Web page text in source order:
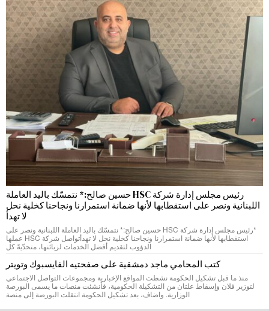
رئيس مجلس إدارة شركة HSC حسين صالح:* نتمسّك باليد العاملة
اللبنانية ونصر على استقطابها لأنها ضمانة استمرارنا ونجاحنا كخلية نحل
لا تهدأ
*رئيس مجلس إدارة شركة HSC حسين صالح:* نتمسّك باليد العاملة اللبنانية ونصر على
استقطابها لأنها ضمانة استمرارنا ونجاحنا كخلية نحل لا تهدأتواصل شركة HSC عملها
الدؤوب لتقديم أفضل الخدمات لزبائنها، متحدّيةً كل
كتب المحامي ماجد دمشقية على صفحتيه الفايسبوك وتويتر
منذ ما قبل تشكيل الحكومة نشطت المواقع الإخبارية ومجموعات التواصل الاجتماعي
لتوزير فلان وإسقاط علتان من التشكيلة الحكومية، فأنشئت منصات ما يسمى البورصة
الوزارية. واضاف، بعد تشكيل الحكومة انتقلت البورصة إلى منصة